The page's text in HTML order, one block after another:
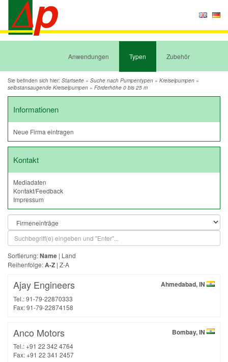
Anwendungen Typen Zubehör
Sie befinden sich hier: Startseite » Suche nach Pumpentypen » Kreiselpumpen »
selbstansaugende Kreiselpumpen » Förderhöhe 0 bis 25 m
Informationen
Neue Firma eintragen
Kontakt
Mediadaten
Kontakt/Feedback
Impressum
Sortierung:Name | Land
Reihenfolge:A-Z | Z-A
Ahmedabad, IN
Ajay Engineers
Tel.: 91-79-22870333
Fax: 91-79-22874158
Bombay, IN
Anco Motors
Tel.: +91 22 342 4764
Fax: +91 22 341 2457